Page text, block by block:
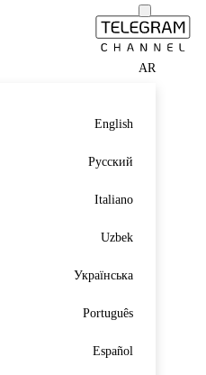
AR
English
Русский
Italiano
Uzbek
Українська
Português
Español